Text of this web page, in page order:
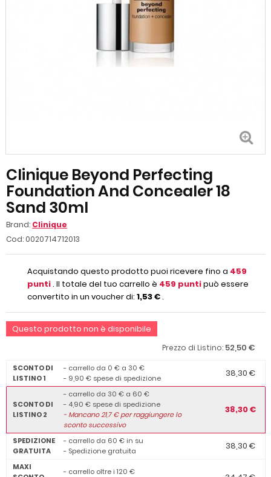
Clinique Beyond Perfecting
Foundation And Concealer 18
Sand 30ml
Brand: Clinique
Cod: 0020714712013
Acquistando questo prodotto puoi ricevere fino a 459
punti. Il totale del tuo carrello è 459 puntipuò essere
convertito in un voucher di: 1,53 €.
Questo prodotto non è disponibile
Prezzo di Listino: 52,50 €
SCONTO DI
LISTINO 1
- carrello da 0 € a 30 €
- 9,90 € spese di spedizione
38,30 €
SCONTO DI
LISTINO 2
- carrello da 30 € a 60 €
- 4,90 € spese di spedizione
-Mancano21,7€ per raggiungere lo
sconto successivo
38,30 €
SPEDIZIONE
GRATUITA
- carrello da 60 € in su
- Spedizione gratuita
38,30 €
MAXI
- carrello oltre i 120 €